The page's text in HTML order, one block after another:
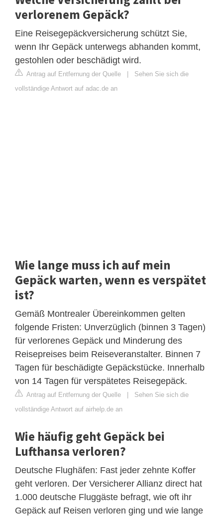
verlorenem Gepäck?
Eine Reisegepäckversicherung schützt Sie,
wenn Ihr Gepäck unterwegs abhanden kommt,
gestohlen oder beschädigt wird.
Antrag auf Entfernung der Quelle | Sehen Sie sich die
vollständige Antwort auf adac.de an
Wie lange muss ich auf mein
Gepäck warten, wenn es verspätet
ist?
Gemäß Montrealer Übereinkommen gelten
folgende Fristen: Unverzüglich (binnen 3 Tagen)
für verlorenes Gepäck und Minderung des
Reisepreises beim Reiseveranstalter. Binnen 7
Tagen für beschädigte Gepäckstücke. Innerhalb
von 14 Tagen für verspätetes Reisegepäck.
Antrag auf Entfernung der Quelle | Sehen Sie sich die
vollständige Antwort auf airhelp.de an
Wie häufig geht Gepäck bei
Lufthansa verloren?
Deutsche Flughäfen: Fast jeder zehnte Koffer
geht verloren. Der Versicherer Allianz direct hat
1.000 deutsche Fluggäste befragt, wie oft ihr
Gepäck auf Reisen verloren ging und wie lange